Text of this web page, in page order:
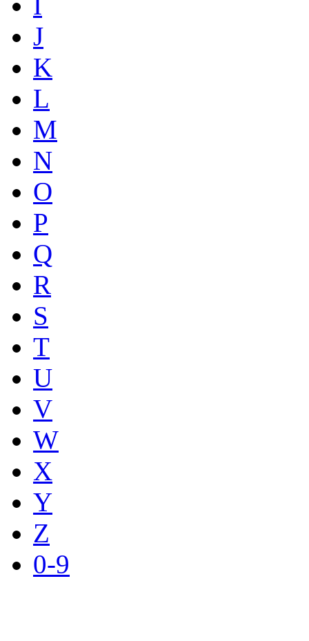
J
K
L
M
N
O
P
Q
R
S
T
U
V
W
X
Y
Z
0-9